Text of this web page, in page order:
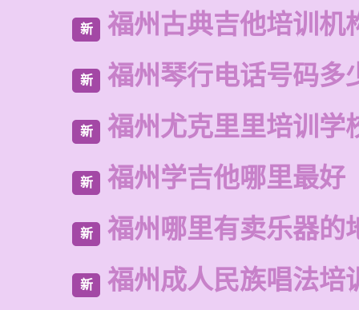
新 福州古典吉他培训机
新 福州琴行电话号码多
新 福州尤克里里培训学
新 福州学吉他哪里最好
新 福州哪里有卖乐器的
新 福州成人民族唱法培